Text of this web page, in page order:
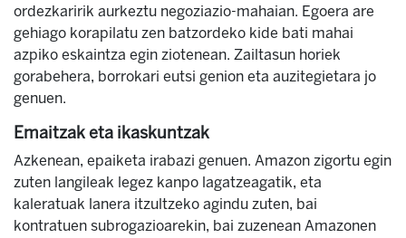
ordezkaririk aurkeztu negoziazio-mahaian. Egoera are
gehiago korapilatu zen batzordeko kide bati mahai
azpiko eskaintza egin ziotenean. Zailtasun horiek
gorabehera, borrokari eutsi genion eta auzitegietara jo
genuen.
Emaitzak eta ikaskuntzak
Azkenean, epaiketa irabazi genuen. Amazon zigortu egin
zuten langileak legez kanpo lagatzeagatik, eta
kaleratuak lanera itzultzeko agindu zuten, bai
kontratuen subrogazioarekin, bai zuzenean Amazonen